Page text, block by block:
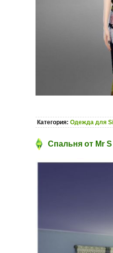
Категория: Одежда для
Спальня от Mr